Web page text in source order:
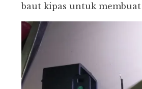
baut kipas untuk